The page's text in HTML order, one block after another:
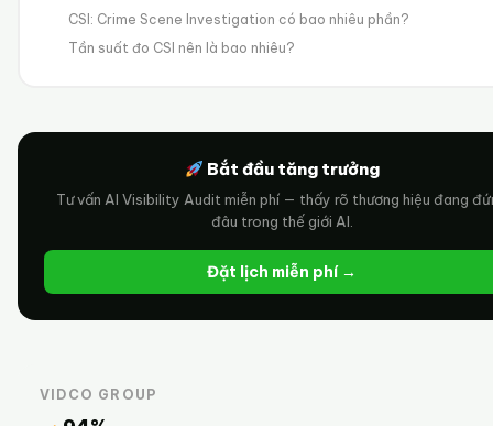
CSI: Crime Scene Investigation có bao nhiêu phần?
Tần suất đo CSI nên là bao nhiêu?
Bắt đầu tăng trưởng
Tư vấn AI Visibility Audit miễn phí — thấy rõ thương hiệu đang
đâu trong thế giới AI.
Đặt lịch miễn phí →
VIDCO GROUP